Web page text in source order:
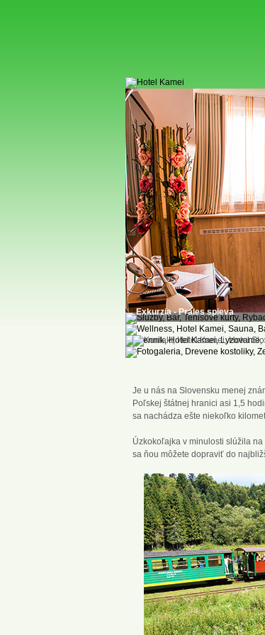
Exkurzia - Prales spieva
Je u nás na Slovensku menej
Poľskej štátnej hranici asi 1,5
sa nachádza ešte niekoľko
Úzkokoľajka v minulosti slúžila
sa ňou môžete dopraviť do